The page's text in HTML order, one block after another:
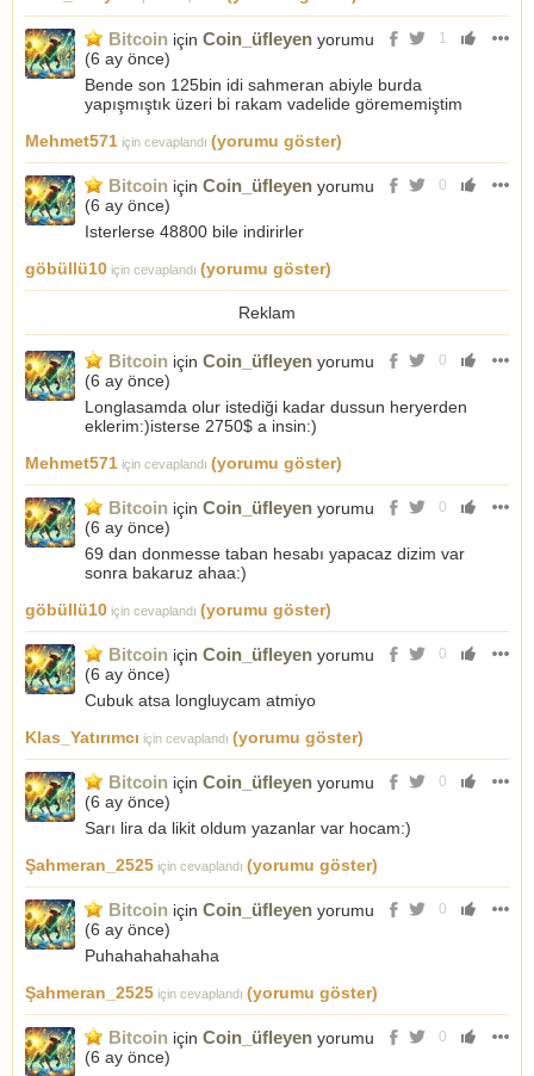
1
Bitcoin için Coin_üfleyen yorumu
(6 ay önce)
Bende son 125bin idi sahmeran abiyle burda
yapışmıştık üzeri bi rakam vadelide görememiştim
Mehmet571 için cevaplandı (yorumu göster)
0
Bitcoin için Coin_üfleyen yorumu
(6 ay önce)
Isterlerse 48800 bile indirirler
göbüllü10 için cevaplandı (yorumu göster)
Reklam
0
Bitcoin için Coin_üfleyen yorumu
(6 ay önce)
Longlasamda olur istediği kadar dussun heryerden
eklerim:)isterse 2750$ a insin:)
Mehmet571 için cevaplandı (yorumu göster)
0
Bitcoin için Coin_üfleyen yorumu
(6 ay önce)
69 dan donmesse taban hesabı yapacaz dizim var
sonra bakaruz ahaa:)
göbüllü10 için cevaplandı (yorumu göster)
0
Bitcoin için Coin_üfleyen yorumu
(6 ay önce)
Cubuk atsa longluycam atmiyo
Klas_Yatırımcı için cevaplandı (yorumu göster)
0
Bitcoin için Coin_üfleyen yorumu
(6 ay önce)
Sarı lira da likit oldum yazanlar var hocam:)
Şahmeran_2525 için cevaplandı (yorumu göster)
0
Bitcoin için Coin_üfleyen yorumu
(6 ay önce)
Puhahahahahaha
Şahmeran_2525 için cevaplandı (yorumu göster)
0
Bitcoin için Coin_üfleyen yorumu
(6 ay önce)